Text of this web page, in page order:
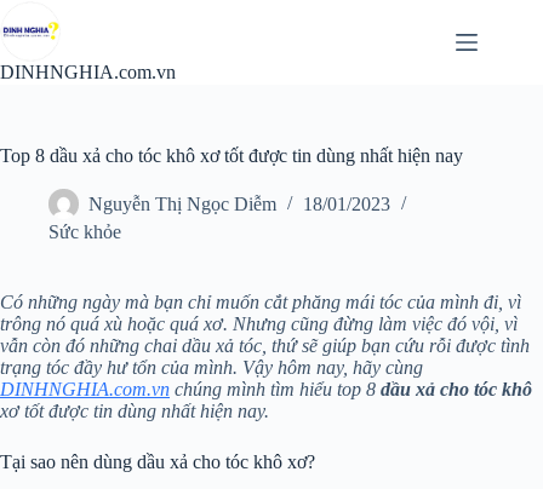
đến
nội
DINHNGHIA.com.vn
Top 8 dầu xả cho tóc khô xơ tốt được tin dùng nhất hiện nay
Nguyễn Thị Ngọc Diễm
18/01/2023
Sức khỏe
Có những ngày mà bạn chỉ muốn cắt phăng mái tóc của mình đi, vì
trông nó quá xù hoặc quá xơ. Nhưng cũng đừng làm việc đó vội, vì
vẫn còn đó những chai dầu xả tóc, thứ sẽ giúp bạn cứu rỗi được tình
trạng tóc đầy hư tổn của mình. Vậy hôm nay, hãy cùng
DINHNGHIA.com.vn chúng mình tìm hiểu top 8 dầu xả cho tóc khô
xơ tốt được tin dùng nhất hiện nay.
Tại sao nên dùng dầu xả cho tóc khô xơ?